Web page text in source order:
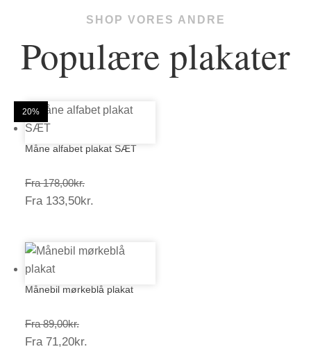
SHOP VORES ANDRE
Populære plakater
25%
Måne alfabet plakat SÆT
Fra 178,00kr.Prisinterval:
178,00kr.
Fra 133,50kr.
20%
Månebil mørkeblå plakat
Fra 89,00kr.Prisinterval:
89,00kr.
Fra 71,20kr.
20%
20%
20%
20%
20%
20%
20%
20%
20%
20%